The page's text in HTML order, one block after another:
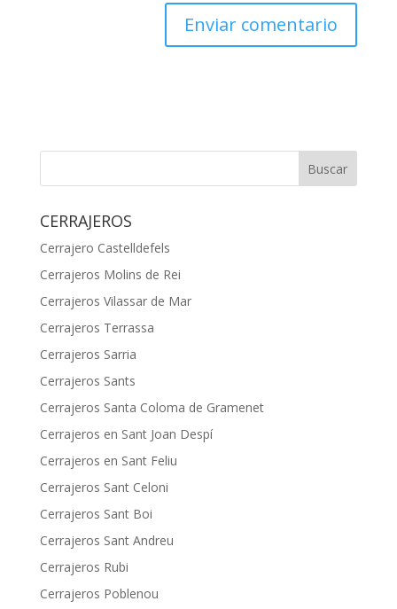
Buscar
CERRAJEROS
Cerrajero Castelldefels
Cerrajeros Molins de Rei
Cerrajeros Vilassar de Mar
Cerrajeros Terrassa
Cerrajeros Sarria
Cerrajeros Sants
Cerrajeros Santa Coloma de Gramenet
Cerrajeros en Sant Joan Despí
Cerrajeros en Sant Feliu
Cerrajeros Sant Celoni
Cerrajeros Sant Boi
Cerrajeros Sant Andreu
Cerrajeros Rubi
Cerrajeros Poblenou